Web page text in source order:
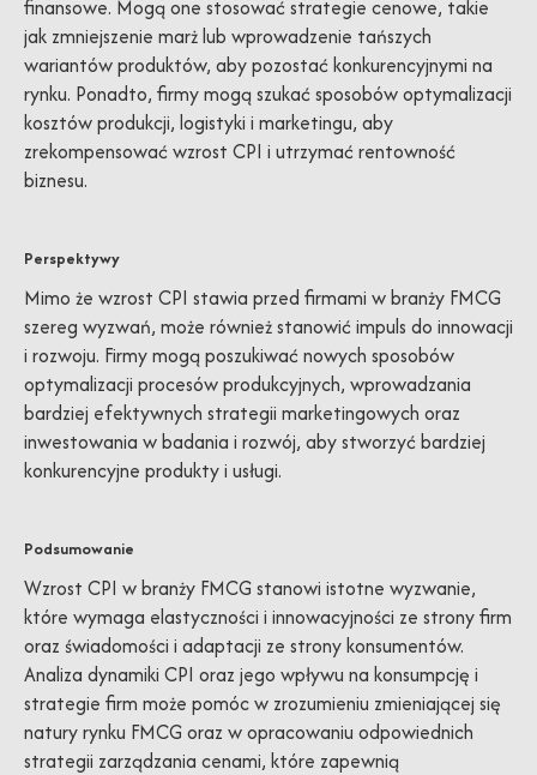
finansowe. Mogą one stosować strategie cenowe, takie
jak zmniejszenie marż lub wprowadzenie tańszych
wariantów produktów, aby pozostać konkurencyjnymi na
rynku. Ponadto, firmy mogą szukać sposobów optymalizacji
kosztów produkcji, logistyki i marketingu, aby
zrekompensować wzrost CPI i utrzymać rentowność
biznesu.
Perspektywy
Mimo że wzrost CPI stawia przed firmami w branży FMCG
szereg wyzwań, może również stanowić impuls do innowacji
i rozwoju. Firmy mogą poszukiwać nowych sposobów
optymalizacji procesów produkcyjnych, wprowadzania
bardziej efektywnych strategii marketingowych oraz
inwestowania w badania i rozwój, aby stworzyć bardziej
konkurencyjne produkty i usługi.
Podsumowanie
Wzrost CPI w branży FMCG stanowi istotne wyzwanie,
które wymaga elastyczności i innowacyjności ze strony firm
oraz świadomości i adaptacji ze strony konsumentów.
Analiza dynamiki CPI oraz jego wpływu na konsumpcję i
strategie firm może pomóc w zrozumieniu zmieniającej się
natury rynku FMCG oraz w opracowaniu odpowiednich
strategii zarządzania cenami, które zapewnią